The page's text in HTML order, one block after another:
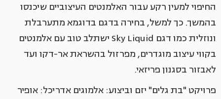
החיפוי למעין רקע עבור האלמנטים העיצוביים שיכנסו
בהמשך. כך למשל, בחירה בדגם בדוגמא מתערבלת
ונוזלית כמו דגם Sky Liquid ישתלב טוב עם אלמנטים
בקווי עיצוב מוגדרים, מפרזול בהשראת אר-דקו ועד
לאבזור בסגנון פריזאי.
פרויקט "בת גלים" יזם וביצוע: אלמוגים אדריכל: אופיר